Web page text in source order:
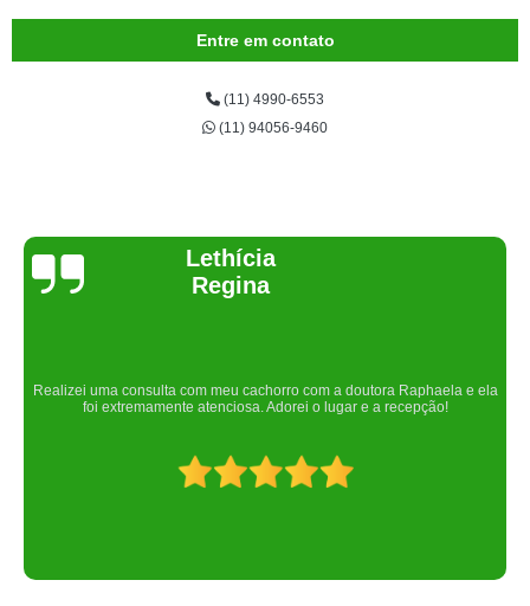
Entre em contato
(11) 4990-6553
(11) 94056-9460
Joelma Lilian
Um lugar maravilhoso. Sempre serei grata pelo que fizeram por nós!